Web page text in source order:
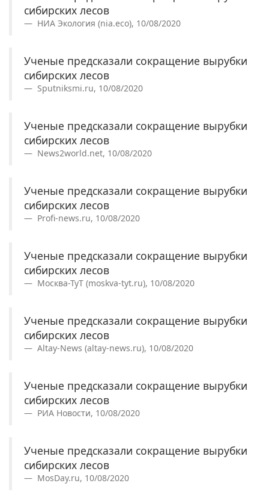
сибирских лесов
НИА Экология (nia.eco), 10/08/2020
Ученые предсказали сокращение вырубки
сибирских лесов
Sputniksmi.ru, 10/08/2020
Ученые предсказали сокращение вырубки
сибирских лесов
News2world.net, 10/08/2020
Ученые предсказали сокращение вырубки
сибирских лесов
Profi-news.ru, 10/08/2020
Ученые предсказали сокращение вырубки
сибирских лесов
Москва-ТуТ (moskva-tyt.ru), 10/08/2020
Ученые предсказали сокращение вырубки
сибирских лесов
Altay-News (altay-news.ru), 10/08/2020
Ученые предсказали сокращение вырубки
сибирских лесов
РИА Новости, 10/08/2020
Ученые предсказали сокращение вырубки
сибирских лесов
MosDay.ru, 10/08/2020